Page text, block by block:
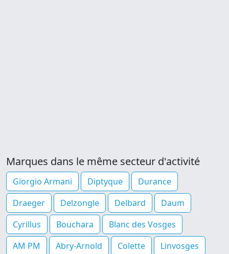
Marques dans le même secteur d'activité
Giorgio Armani Diptyque
Durance
Draeger
Delzongle Delbard
Daum
Cyrillus
Bouchara
Blanc des Vosges
AM PM
Abry-Arnold Colette
Linvosges